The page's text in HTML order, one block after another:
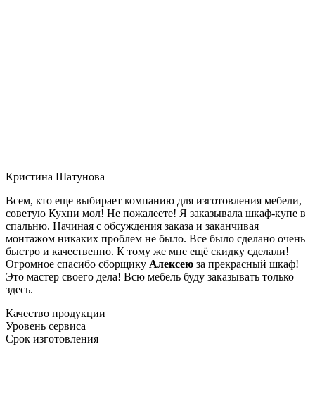
Кристина Шатунова
Всем, кто еще выбирает компанию для изготовления мебели,
советую Кухни мол! Не пожалеете! Я заказывала шкаф-купе в
спальню. Начиная с обсуждения заказа и заканчивая
монтажом никаких проблем не было. Все было сделано очень
быстро и качественно. К тому же мне ещё скидку сделали!
Огромное спасибо сборщику Алексею за прекрасный шкаф!
Это мастер своего дела! Всю мебель буду заказывать только
здесь.
Качество продукции
Уровень сервиса
Срок изготовления